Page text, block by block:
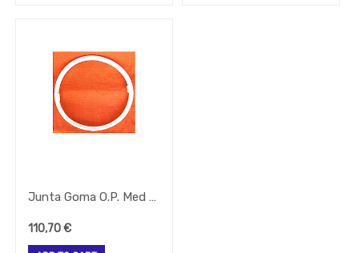
VIANAGRÉS
Atlantis
Junta Goma O.P. Med Lacor
110,70€